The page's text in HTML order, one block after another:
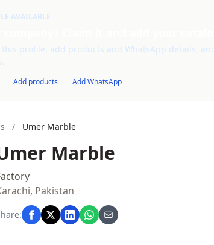
AVAILABLE
this profile, add products and WhatsApp details,
Add products Add WhatsApp
/ Umer Marble
Marble
Pakistan